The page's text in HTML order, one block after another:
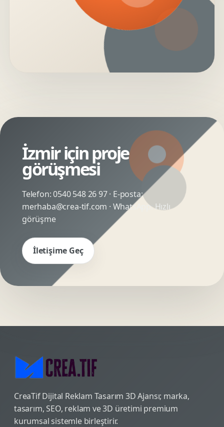
İzmir için proje
görüşmesi
Telefon:0540 548 26 97· E-posta:
merhaba@crea-tif.com · WhatsApp:Hızlı
görüşme
İletişime Geç
CreaTif Dijital Reklam Tasarım 3D Ajansı; marka,
tasarım, SEO, reklam ve 3D üretimi premium
kurumsal sistemle birleştirir.